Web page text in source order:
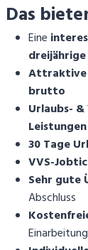
Das
Eine
Attraktive
brutto
Urlaubs-
Leistungen
30 Tage
VVS-
Sehr gute
Abschluss
Einarbeitung